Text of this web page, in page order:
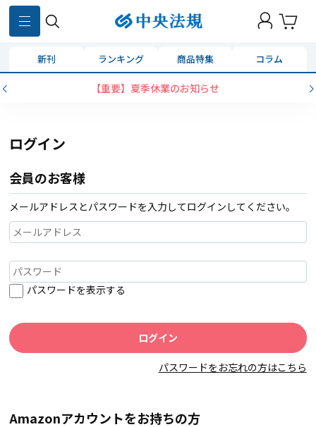
新刊 ランキング 商品特集 コラム
【重要】夏季休業のお知らせ
ログイン
会員のお客様
メールアドレスとパスワードを入力してログインしてください。
パスワードを表示する
パスワードをお忘れの方はこちら
Amazonアカウントをお持ちの方